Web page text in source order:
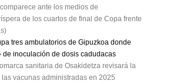
ante los medios de
de los cuartos de final de Copa frente
tres ambulatorios de Gipuzkoa donde
de inoculación de dosis cadudacas
sanitaria de Osakidetza revisará la
vacunas administradas en 2025